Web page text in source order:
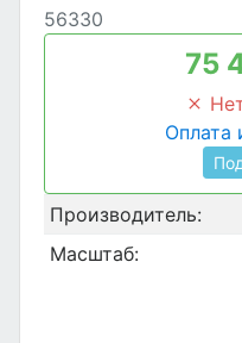
56330
75
Оплата
Производитель:
Масштаб: